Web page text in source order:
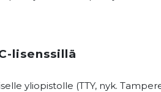
lisenssillä
yliopistolle (TTY, nyk.